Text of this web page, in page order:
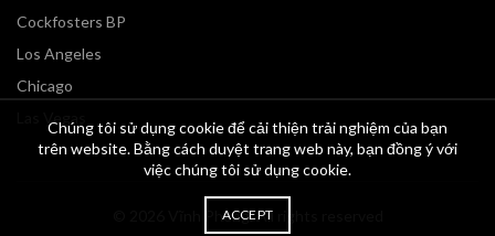
Cockfosters BP
Los Angeles
Chicago
Vĩnh Phong. All rights reserved
Chúng tôi sử dụng cookie để cải thiện trải nghiệm của bạn
trên website. Bằng cách duyệt trang web này, bạn đồng ý với
việc chúng tôi sử dụng cookie.
ACCEPT